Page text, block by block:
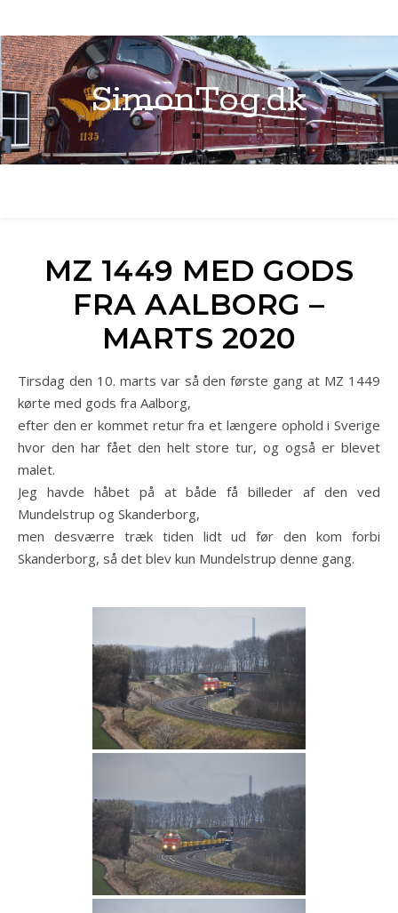
SimonTog.dk
MZ 1449 MED GODS
FRA AALBORG –
MARTS 2020
Tirsdag den 10. marts var så den første gang at MZ 1449
kørte med gods fra Aalborg,
efter den er kommet retur fra et længere ophold i Sverige
hvor den har fået den helt store tur, og også er blevet
malet.
Jeg havde håbet på at både få billeder af den ved
Mundelstrup og Skanderborg,
men desværre træk tiden lidt ud før den kom forbi
Skanderborg, så det blev kun Mundelstrup denne gang.